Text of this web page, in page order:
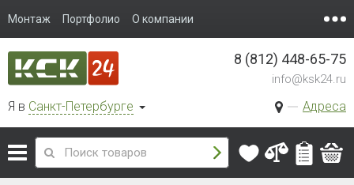
Монтаж Портфолио О компании
Я в Санкт-Петербурге Адреса
8 (812) 448-65-75
info@ksk24.ru